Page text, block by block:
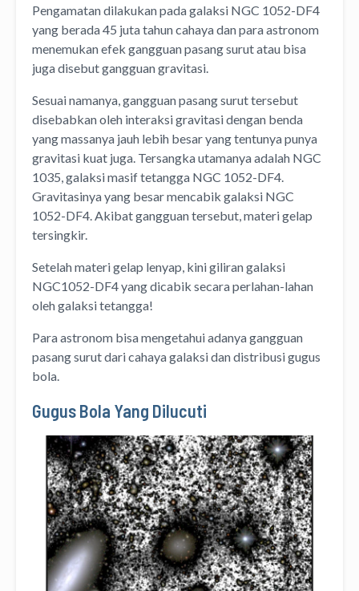
Pengamatan dilakukan pada galaksi NGC 1052-DF4
yang berada 45 juta tahun cahaya dan para astronom
menemukan efek gangguan pasang surut atau bisa
juga disebut gangguan gravitasi.
Sesuai namanya, gangguan pasang surut tersebut
disebabkan oleh interaksi gravitasi dengan benda
yang massanya jauh lebih besar yang tentunya punya
gravitasi kuat juga. Tersangka utamanya adalah NGC
1035, galaksi masif tetangga NGC 1052-DF4.
Gravitasinya yang besar mencabik galaksi NGC
1052-DF4. Akibat gangguan tersebut, materi gelap
tersingkir.
Setelah materi gelap lenyap, kini giliran galaksi
NGC1052-DF4 yang dicabik secara perlahan-lahan
oleh galaksi tetangga!
Para astronom bisa mengetahui adanya gangguan
pasang surut dari cahaya galaksi dan distribusi gugus
bola.
Gugus Bola Yang Dilucuti